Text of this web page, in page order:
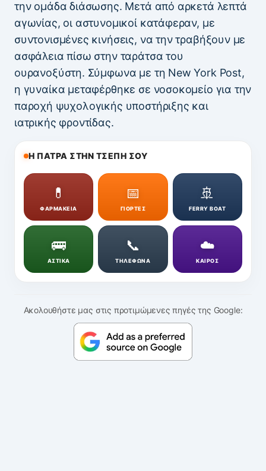
την ομάδα διάσωσης. Μετά από αρκετά λεπτά
αγωνίας, οι αστυνομικοί κατάφεραν, με
συντονισμένες κινήσεις, να την τραβήξουν με
ασφάλεια πίσω στην ταράτσα του
ουρανοξύστη. Σύμφωνα με τη New York Post,
η γυναίκα μεταφέρθηκε σε νοσοκομείο για την
παροχή ψυχολογικής υποστήριξης και
ιατρικής φροντίδας.
Η ΠΑΤΡΑ ΣΤΗΝ ΤΣΕΠΗ ΣΟΥ
💊
ΦΑΡΜΑΚΕΙΑ
📅
ΓΙΟΡΤΕΣ
🚢
FERRY BOAT
🚌
ΑΣΤΙΚΑ
📞
ΤΗΛΕΦΩΝΑ
☁️
ΚΑΙΡΟΣ
Ακολουθήστε μας στις προτιμώμενες πηγές της Google: